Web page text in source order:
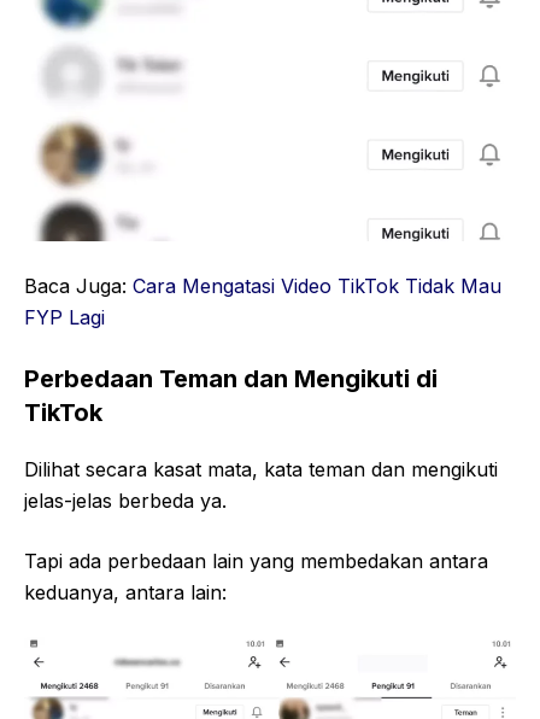
Baca Juga: Cara Mengatasi Video TikTok Tidak Mau
FYP Lagi
Perbedaan Teman dan Mengikuti di
TikTok
Dilihat secara kasat mata, kata teman dan mengikuti
jelas-jelas berbeda ya.
Tapi ada perbedaan lain yang membedakan antara
keduanya, antara lain: